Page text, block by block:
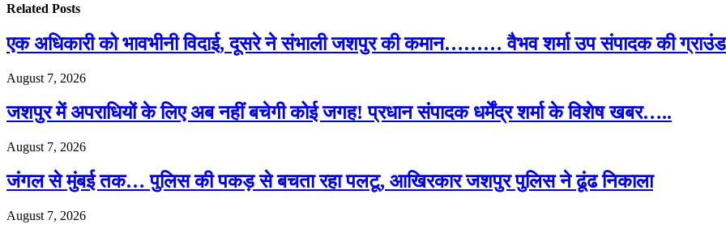
Related Posts
एक अधिकारी को भावभीनी विदाई, दूसरे ने संभाली जशपुर की कमान……… वैभव शर्मा उप संपादक की ग्राउंड
August 7, 2026
जशपुर में अपराधियों के लिए अब नहीं बचेगी कोई जगह! प्रधान संपादक धर्मेंद्र शर्मा के विशेष खबर…..
August 7, 2026
जंगल से मुंबई तक… पुलिस की पकड़ से बचता रहा पलटू, आखिरकार जशपुर पुलिस ने ढूंढ निकाला
August 7, 2026